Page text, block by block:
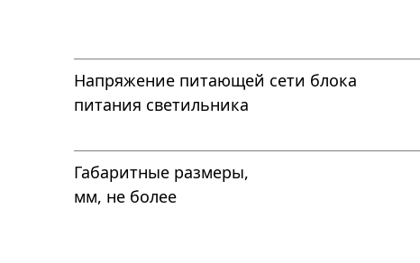
Напряжение питающей сети блока
питания светильника
Габаритные размеры,
мм, не более